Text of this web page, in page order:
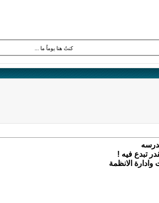
كنتُ هنا يوماً ما ...
تبدع فيه !
الانظمة